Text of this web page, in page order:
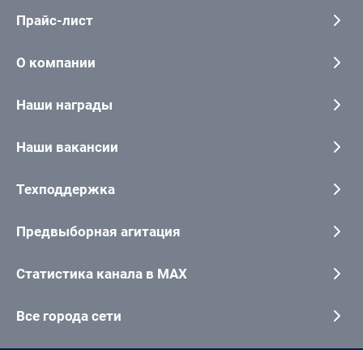
Прайс-лист
О компании
Наши награды
Наши вакансии
Техподдержка
Предвыборная агитация
Статистика канала в MAX
Все города сети